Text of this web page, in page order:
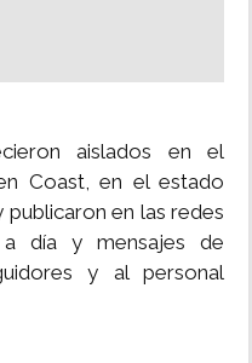
aislados en el
Coast, en el estado
publicaron en las redes
día y mensajes de
y al personal